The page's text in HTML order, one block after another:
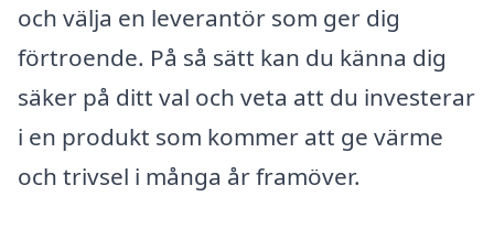
och välja en leverantör som ger dig
förtroende. På så sätt kan du känna dig
säker på ditt val och veta att du investerar
i en produkt som kommer att ge värme
och trivsel i många år framöver.